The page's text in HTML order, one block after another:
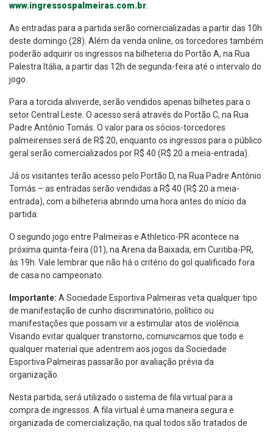
www.ingressospalmeiras.com.br
As entradas para a partida serão comercializadas a partir das 10h
deste domingo (28). Além da venda online, os torcedores também
poderão adquirir os ingressos na bilheteria do Portão A, na Rua
Palestra Itália, a partir das 12h de segunda-feira até o intervalo do
jogo.
Para a torcida alviverde, serão vendidos apenas bilhetes para o
setor Central Leste. O acesso será através do Portão C, na Rua
Padre Antônio Tomás. O valor para os sócios-torcedores
palmeirenses será de R$ 20, enquanto os ingressos para o público
geral serão comercializados por R$ 40 (R$ 20 a meia-entrada).
Já os visitantes terão acesso pelo Portão D, na Rua Padre Antônio
Tomás – as entradas serão vendidas a R$ 40 (R$ 20 a meia-
entrada), com a bilheteria abrindo uma hora antes do início da
partida.
O segundo jogo entre Palmeiras e Athletico-PR acontece na
próxima quinta-feira (01), na Arena da Baixada, em Curitiba-PR,
às 19h. Vale lembrar que não há o critério do gol qualificado fora
de casa no campeonato.
Importante: A Sociedade Esportiva Palmeiras veta qualquer tipo
de manifestação de cunho discriminatório, político ou
manifestações que possam vir a estimular atos de violência.
Visando evitar qualquer transtorno, comunicamos que todo e
qualquer material que adentrem aos jogos da Sociedade
Esportiva Palmeiras passarão por avaliação prévia da
organização.
Nesta partida, será utilizado o sistema de fila virtual para a
compra de ingressos. A fila virtual é uma maneira segura e
organizada de comercialização, na qual todos são tratados de